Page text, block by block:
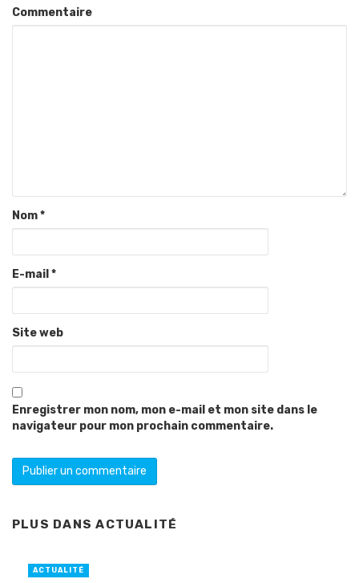
Commentaire
Nom*
E-mail *
Site web
Enregistrer mon nom, mon e-mail et mon site dans le
navigateur pour mon prochain commentaire.
PLUS DANSACTUALITÉ
ACTUALITÉ